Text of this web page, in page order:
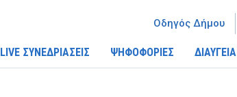
LIVE ΣΥΝΕΔΡΙΑΣΕΙΣ ΨΗΦΟΦΟΡΙΕΣ ΔΙΑΥΓΕΙΑ
Οδηγός Δήμου